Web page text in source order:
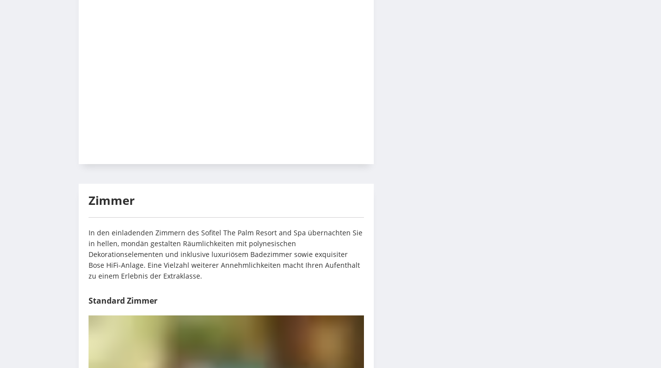
Zimmer
In den einladenden Zimmern des Sofitel The Palm Resort and Spa übernachten Sie
in hellen, mondän gestalten Räumlichkeiten mit polynesischen
Dekorationselementen und inklusive luxuriösem Badezimmer sowie exquisiter
Bose HiFi-Anlage. Eine Vielzahl weiterer Annehmlichkeiten macht Ihren Aufenthalt
zu einem Erlebnis der Extraklasse.
Standard Zimmer